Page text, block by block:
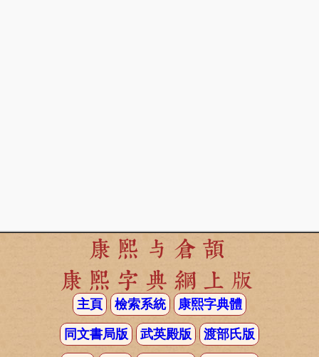
康熙与倉頡
康熙字典網上版
主頁 檢索系統 康熙字典體
同文書局版 武英殿版 渡部氏版